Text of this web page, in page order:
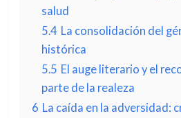
salud
5.4 La consolidación del
histórica
5.5 El auge literario y el
parte de la realeza
6 La caída en la adversidad: